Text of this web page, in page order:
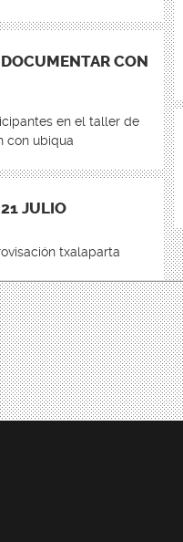
CON
en el taller de
con ubiqua
JULIO
txalaparta